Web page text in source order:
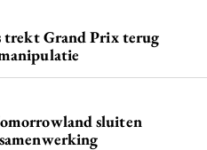
trekt Grand Prix terug
sluiten